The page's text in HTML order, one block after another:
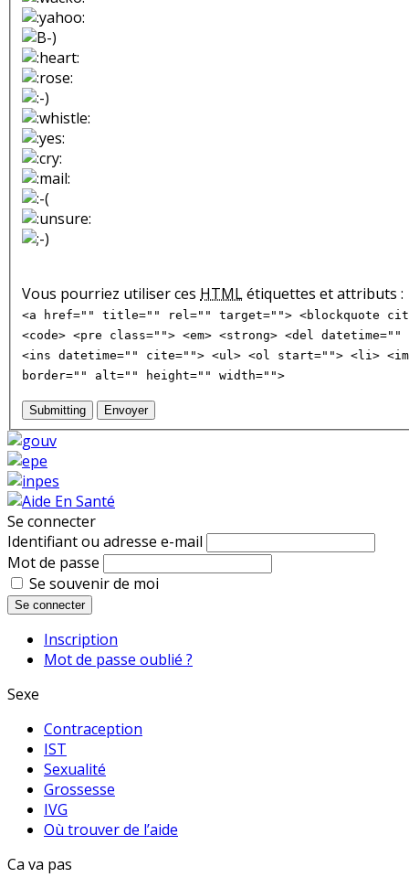
Vous pourriez utiliser ces HTMLétiquettes et attributs :
<a href="" title="" rel="" target=""> <blockquote
<code> <pre class=""> <em> <strong> <del
<ins datetime="" cite=""> <ul> <ol start=""> <li>
border="" alt="" height="" width="">
Submitting Envoyer
Se connecter
Identifiant ou adresse e-mail
Mot de passe
Se souvenir de moi
Se connecter
Inscription
Mot de passe oublié ?
Sexe
Contraception
IST
Sexualité
Grossesse
IVG
Où trouver de l’aide
Ca va pas